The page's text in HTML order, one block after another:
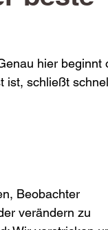
hier beginnt
ist, schließt
Beobachter
verändern zu